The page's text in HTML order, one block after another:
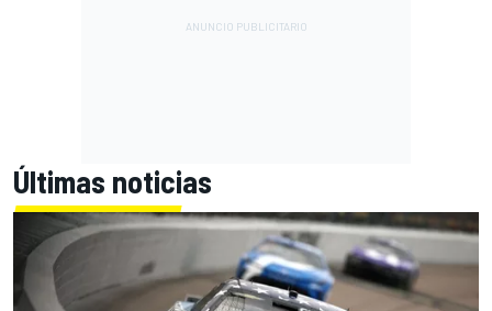
Últimas noticias